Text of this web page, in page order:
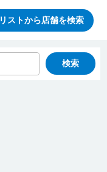
リストから店舗を検索
検索